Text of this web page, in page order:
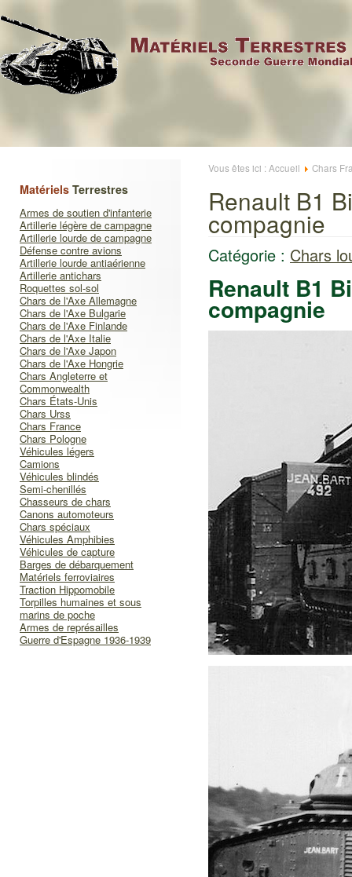
Matériels Terrestres
Armes de soutien d'infanterie
Artillerie légère de campagne
Artillerie lourde de campagne
Défense contre avions
Artillerie lourde antiaérienne
Artillerie antichars
Roquettes sol-sol
Chars de l'Axe Allemagne
Chars de l'Axe Bulgarie
Chars de l'Axe Finlande
Chars de l'Axe Italie
Chars de l'Axe Japon
Chars de l'Axe Hongrie
Chars Angleterre et
Commonwealth
Chars États-Unis
Chars Urss
Chars France
Chars Pologne
Véhicules légers
Camions
Véhicules blindés
Semi-chenillés
Chasseurs de chars
Canons automoteurs
Chars spéciaux
Véhicules Amphibies
Véhicules de capture
Barges de débarquement
Matériels ferroviaires
Traction Hippomobile
Torpilles humaines et sous
marins de poche
Armes de représailles
Guerre d'Espagne 1936-1939
Vous êtes ici : Accueil Chars
Renault B1
compagnie
Catégorie : Chars
Renault B1
compagnie